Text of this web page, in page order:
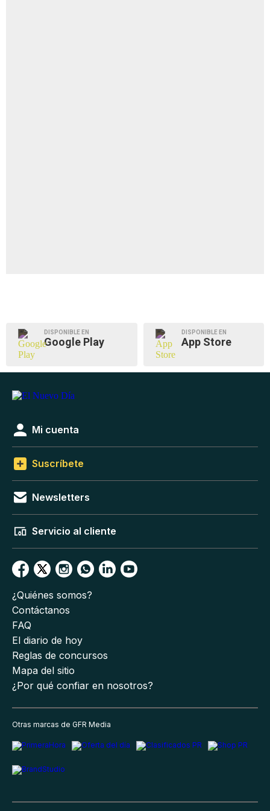
DISPONIBLE EN
Google Play
DISPONIBLE EN
App Store
Mi cuenta
Suscríbete
Newsletters
Servicio al cliente
¿Quiénes somos?
Contáctanos
FAQ
El diario de hoy
Reglas de concursos
Mapa del sitio
¿Por qué confiar en nosotros?
Otras marcas de GFR Media